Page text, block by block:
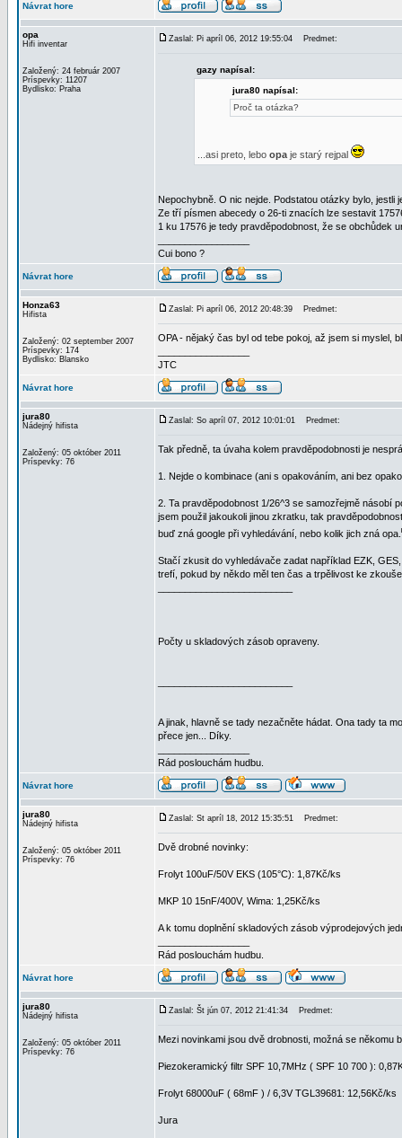
Návrat hore
opa
Hifi inventar
Založený: 24 február 2007
Príspevky: 11207
Bydlisko: Praha
Zaslal: Pi apríl 06, 2012 19:55:04 Predmet:
gazy napísal:
jura80 napísal:
Proč ta otázka?
...asi preto, lebo opa je starý rejpal
Nepochybně. O nic nejde. Podstatou otázky bylo, jestli
Ze tří písmen abecedy o 26-ti znacích lze sestavit
1 ku 17576 je tedy pravděpodobnost, že se obchůdek
Cui bono ?
Návrat hore
Honza63
Hifista
Založený: 02 september 2007
Príspevky: 174
Bydlisko: Blansko
Zaslal: Pi apríl 06, 2012 20:48:39 Predmet:
OPA - nějaký čas byl od tebe pokoj, až jsem si myslel,
JTC
Návrat hore
jura80
Nádejný hifista
Založený: 05 október 2011
Príspevky: 76
Zaslal: So apríl 07, 2012 10:01:01 Predmet:
Tak předně, ta úvaha kolem pravděpodobnosti je
1. Nejde o kombinace (ani s opakováním, ani bez
2. Ta pravděpodobnost 1/26^3 se samozřejmě násobí
jsem použil jakoukoli jinou zkratku, tak
buď zná google při vyhledávání, nebo kolik jich zná opa.
Stačí zkusit do vyhledávače zadat například EZK,
trefí, pokud by někdo měl ten čas a trpělivost ke
Počty u skladových zásob opraveny.
A jinak, hlavně se tady nezačněte hádat. Ona tady ta
přece jen... Díky.
Rád poslouchám hudbu.
Návrat hore
jura80
Nádejný hifista
Založený: 05 október 2011
Príspevky: 76
Zaslal: St apríl 18, 2012 15:35:51 Predmet:
Dvě drobné novinky:
Frolyt 100uF/50V EKS (105°C): 1,87Kč/ks
MKP 10 15nF/400V, Wima: 1,25Kč/ks
A k tomu doplnění skladových zásob výprodejových
Rád poslouchám hudbu.
Návrat hore
jura80
Nádejný hifista
Založený: 05 október 2011
Príspevky: 76
Zaslal: Št jún 07, 2012 21:41:34 Predmet:
Mezi novinkami jsou dvě drobnosti, možná se někomu
Piezokeramický filtr SPF 10,7MHz ( SPF 10 700 ):
Frolyt 68000uF ( 68mF ) / 6,3V TGL39681: 12,56Kč/ks
Jura